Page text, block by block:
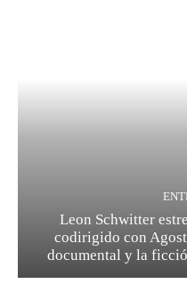
Leon Schwitter
codirigido con
documental y la